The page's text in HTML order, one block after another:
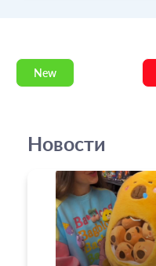
New
Новости